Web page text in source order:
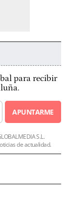
para recibir
APUNTARME
S.L.
de actualidad.